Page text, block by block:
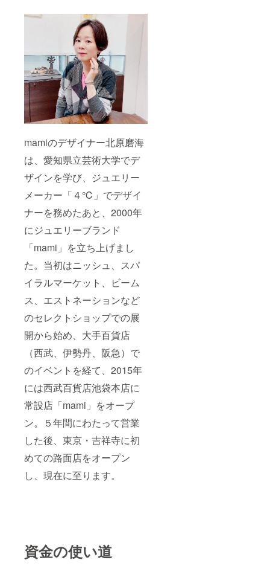
mamiのデザイナー北原磨海
は、愛知県立芸術大学でデ
ザインを学び、ジュエリー
メーカー「４℃」でデザイ
ナーを務めたあと、2000年
にジュエリーブランド
「mami」を立ち上げまし
た。当初はニッシュ、スパ
イラルマーケット、ビーム
ス、エストネーションなど
のセレクトショップでの展
開から始め、大手百貨店
（西武、伊勢丹、阪急）で
のイベントを経て、2015年
には西武百貨店池袋本店に
常設店「mami」をオープ
ン。５年間にわたって営業
した後、東京・吉祥寺に初
めての路面店をオープン
し、現在に至ります。
資金の使い道